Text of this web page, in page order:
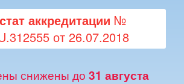
аккредитации №
от 26.07.2018
снижены до 31 августа